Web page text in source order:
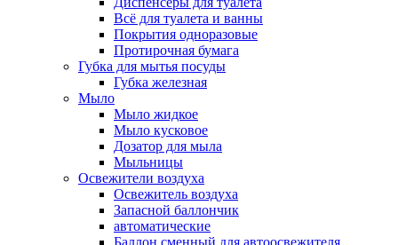
Всё для туалета и ванны
Покрытия одноразовые
Протирочная бумага
Губка для мытья посуды
Губка железная
Мыло
Мыло жидкое
Мыло кусковое
Дозатор для мыла
Мыльницы
Освежители воздуха
Освежитель воздуха
Запасной баллончик
автоматические
Баллон сменный для автоосвежителя